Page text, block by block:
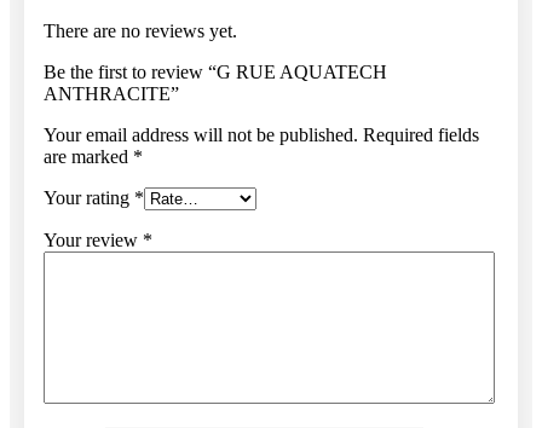
There are no reviews yet.
Be the first to review “G RUE AQUATECH
ANTHRACITE”
Your email address will not be published. Required fields
are marked *
Your rating *
Your review *